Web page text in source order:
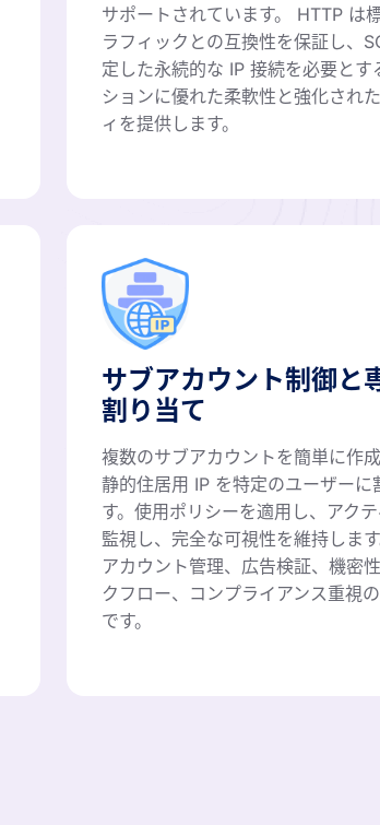
サポートされています。 HTTP は
ラフィックとの互換性を保証し、
定した永続的な IP 接続を必要とす
ションに優れた柔軟性と強化され
ィを提供します。
サブアカウント制御と
割り当て
複数のサブアカウントを簡単に作
静的住居用 IP を特定のユーザーに
す。使用ポリシーを適用し、アク
監視し、完全な可視性を維持します
アカウント管理、広告検証、機密
クフロー、コンプライアンス重視
です。